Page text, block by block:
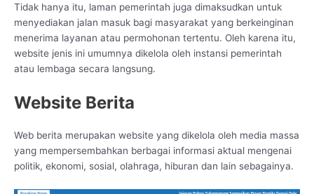
Tidak hanya itu, laman pemerintah juga dimaksudkan untuk
menyediakan jalan masuk bagi masyarakat yang berkeinginan
menerima layanan atau permohonan tertentu. Oleh karena itu,
website jenis ini umumnya dikelola oleh instansi pemerintah
atau lembaga secara langsung.
Website Berita
Web berita merupakan website yang dikelola oleh media massa
yang mempersembahkan berbagai informasi aktual mengenai
politik, ekonomi, sosial, olahraga, hiburan dan lain sebagainya.